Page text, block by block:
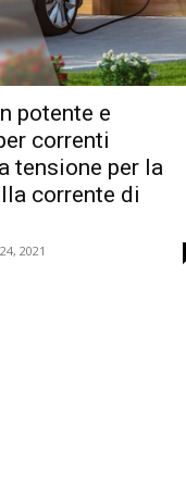
potente e
correnti
tensione per la
corrente di
2021